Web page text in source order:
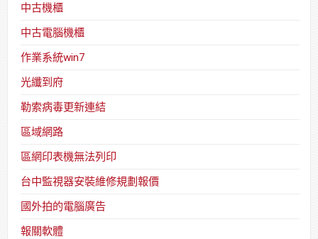
中古機櫃
中古電腦機櫃
作業系統win7
光纖到府
勒索病毒更新連結
區域網路
區網印表機無法列印
台中監視器安裝維修規劃報價
國外拍的電腦廣告
報關軟體